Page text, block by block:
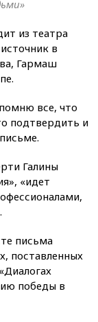
из театра
источник в
Гармаш
все, что
подтвердить и
Галины
«идет
письма
поставленных
победы в